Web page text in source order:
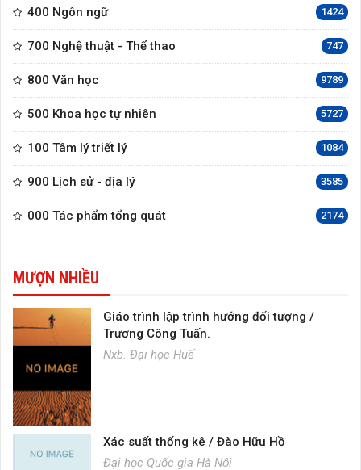
400 Ngôn ngữ 1424
700 Nghệ thuật - Thể thao 747
800 Văn học 9789
500 Khoa học tự nhiên 5727
100 Tâm lý triết lý 1084
900 Lịch sử - địa lý 3585
000 Tác phẩm tổng quát 2174
MƯỢN NHIỀU
Giáo trình lập trình hướng đối tượng /
Trương Công Tuấn.
Nxb. Đại học Huế
Xác suất thống kê / Đào Hữu Hồ
Đại học Quốc gia Hà Nội